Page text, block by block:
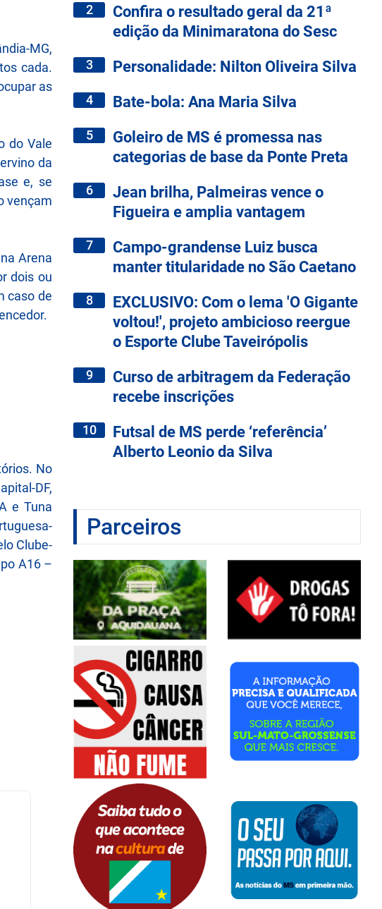
MG,
cada.
as
do Vale
da
e, se
vençam
Arena
dois ou
caso de
No
DF,
e Tuna
Clube-
A16 –
2
Confira o resultado geral da 21ª
edição da Minimaratona do Sesc
3 Personalidade: Nilton Oliveira Silva
4 Bate-bola: Ana Maria Silva
5
Goleiro de MS é promessa nas
categorias de base da Ponte Preta
6
Jean brilha, Palmeiras vence o
Figueira e amplia vantagem
7
Campo-grandense Luiz busca
manter titularidade no São Caetano
8
EXCLUSIVO: Com o lema 'O Gigante
voltou!', projeto ambicioso reergue
o Esporte Clube Taveirópolis
9
Curso de arbitragem da Federação
recebe inscrições
10
Futsal de MS perde ‘referência’
Alberto Leonio da Silva
Parceiros